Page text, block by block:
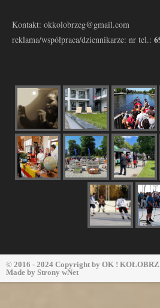
Kontakt: okkolobrzeg@gmail.com
reklama/współpraca/dziennikarze: nr tel.:
© 2016 - 2024 Copyright by OK !
Made by Strony wNet